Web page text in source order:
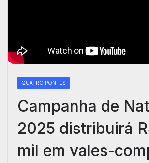
QUATRO PONTES
Campanha de
2025 distribuirá
mil em vales-